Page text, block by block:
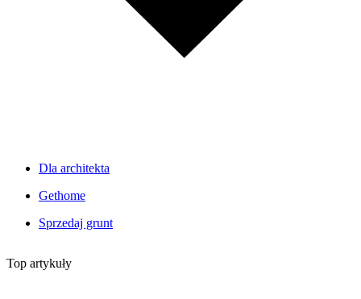
Dla architekta
Gethome
Sprzedaj grunt
Top artykuły